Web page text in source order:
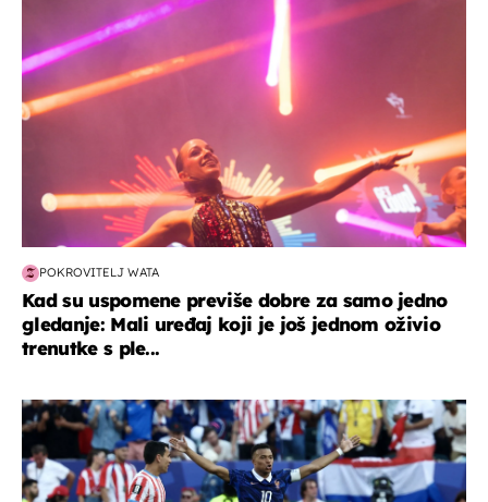
POKROVITELJ WATA
Kad su uspomene previše dobre za samo jedno
gledanje: Mali uređaj koji je još jednom oživio
trenutke s ple...
svjetsko prvenstvo 2026